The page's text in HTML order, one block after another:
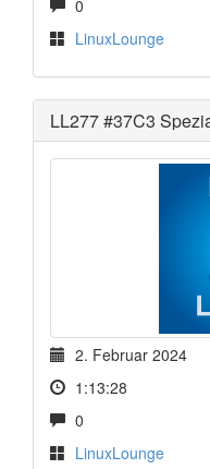
0
LinuxLounge
LL277 #37C3
2. Februar 2024
1:13:28
0
LinuxLounge